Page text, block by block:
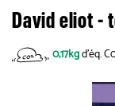
arrière
David eliot -
0,17kgd'éq.